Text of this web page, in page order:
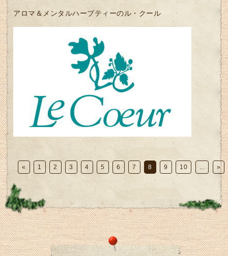
アロマ＆メンタルハーブティーのル・クール
« 1 2 3 4 5 6 7 8 9 10 ... »